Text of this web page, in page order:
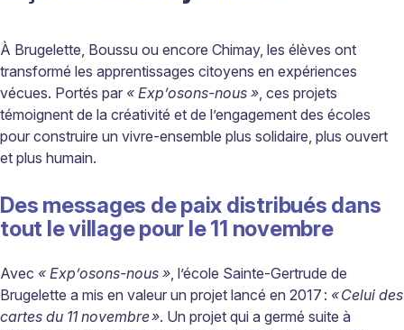
À Brugelette, Boussu ou encore Chimay, les élèves ont
transformé les apprentissages citoyens en expériences
vécues. Portés par « Exp’osons-nous » , ces projets
témoignent de la créativité et de l’engagement des écoles
pour construire un vivre-ensemble plus solidaire, plus ouvert
et plus humain.
Des messages de paix distribués dans
tout le village pour le 11 novembre
Avec « Exp’osons-nous » , l’école Sainte-Gertrude de
Brugelette a mis en valeur un projet lancé en 2017 : «Celui des
cartes du 11 novembre». Un projet qui a germé suite à